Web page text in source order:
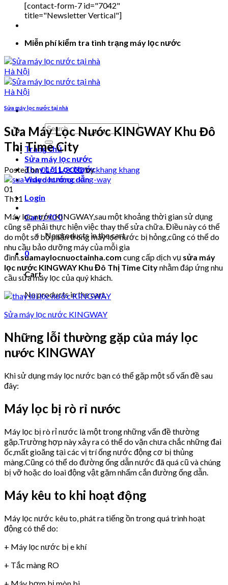
[contact-form-7 id="7042"
title="Newsletter Vertical"]
Miễn phí kiểm tra tình trạng máy lọc nước
Search
for:
Trang chủ
Sửa máy lọc nước
Thay Lõi Lọc Nước
Video hướng dẫn
Login
Cart /₫00
No products in the cart.
0
Cart
No products in the cart.
Sửa máy lọc nước tại nhà
Sửa Máy Lọc Nước KINGWAY Khu Đô
Thị Time City
Posted on01/11/2022bykhang khang
01
Th11
Máy lọc nước KINGWAY,sau một khoảng thời gian sử dụng
cũng sẽ phải thực hiện việc thay thế sửa chữa. Điều này có thể
do một số bộ phận trong máy lọc nước bị hỏng,cũng có thể do
nhu cầu bảo dưỡng máy của mỗi gia
đình.suamaylocnuoctainha.com cung cấp dịch vụ sửa máy
lọc nước KINGWAY Khu Đô Thị Time Citynhằm đáp ứng nhu
cầu sửa máy lọc của quý khách.
Sửa máy lọc nước KINGWAY
Những lỗi thường gặp của máy lọc
nước KINGWAY
Khi sử dụng máy lọc nước bạn có thể gặp một số vấn đề sau
đây:
Máy lọc bị rò rỉ nước
Máy lọc bị rò rỉ nước là một trong những vấn đề thường
gặp.Trường hợp này xảy ra có thể do vặn chưa chắc những đai
ốc,mất gioăng tại các vị trí ống nước động cơ bị thủng
màng.Cũng có thể do đường ống dẫn nước đã quá cũ và chúng
bị vỡ hoặc do loai động vật gặm nhấm cắn đường ống dẫn.
Máy kêu to khi hoạt động
Máy lọc nước kêu to, phát ra tiếng ồn trong quá trình hoạt
động có thể do:
+ Máy lọc nước bị e khí
+ Tắc màng RO